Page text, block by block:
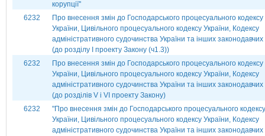
корупції''
6232
Про внесення змін до Господарського процесуального кодексу
України, Цивільного процесуального кодексу України, Кодексу
адміністративного судочинства України та інших законодавчих
(до розділу І проекту Закону (ч1.3))
6232
Про внесення змін до Господарського процесуального кодексу
України, Цивільного процесуального кодексу України, Кодексу
адміністративного судочинства України та інших законодавчих
(до розділів V і VІ проекту Закону)
6232
"Про внесення змін до Господарського процесуального кодексу
України, Цивільного процесуального кодексу України, Кодексу
адміністративного судочинства України та інших законодавчих